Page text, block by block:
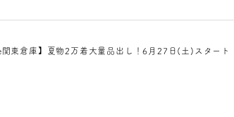
関東倉庫】夏物2万着大量品出し！6月27日(土)スタート